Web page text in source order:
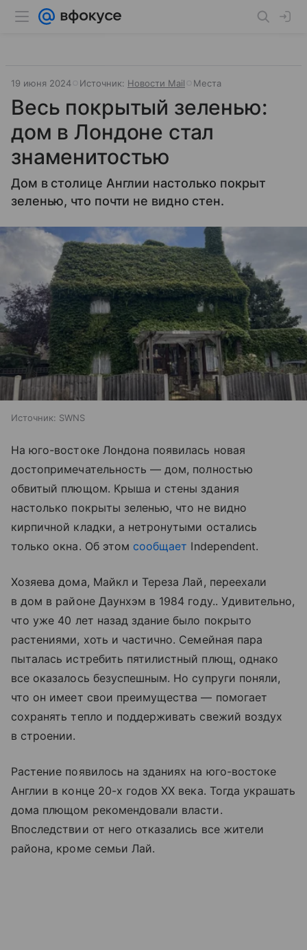
19 июня 2024 Источник: Новости Mail Места
Весь покрытый зеленью:
дом в Лондоне стал
знаменитостью
Дом в столице Англии настолько покрыт
зеленью, что почти не видно стен.
Источник: SWNS
На юго-востоке Лондона появилась новая
достопримечательность — дом, полностью
обвитый плющом. Крыша и стены здания
настолько покрыты зеленью, что не видно
кирпичной кладки, а нетронутыми остались
только окна. Об этом сообщает Independent.
Хозяева дома, Майкл и Тереза Лай, переехали
в дом в районе Даунхэм в 1984 году.. Удивительно,
что уже 40 лет назад здание было покрыто
растениями, хоть и частично. Семейная пара
пыталась истребить пятилистный плющ, однако
все оказалось безуспешным. Но супруги поняли,
что он имеет свои преимущества — помогает
сохранять тепло и поддерживать свежий воздух
в строении.
Растение появилось на зданиях на юго-востоке
Англии в конце 20-х годов XX века. Тогда украшать
дома плющом рекомендовали власти.
Впоследствии от него отказались все жители
района, кроме семьи Лай.